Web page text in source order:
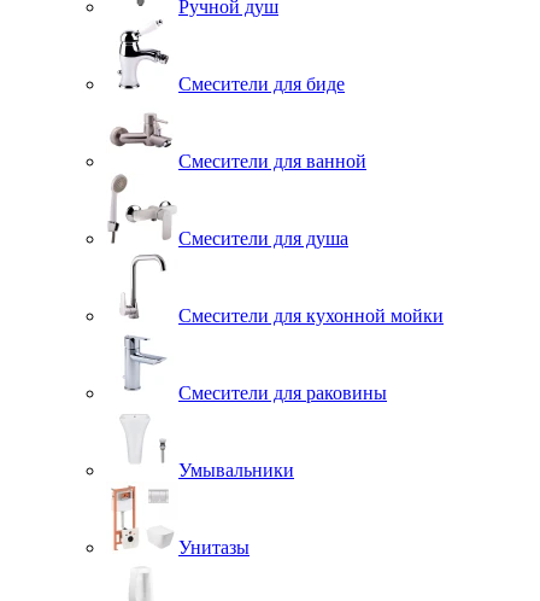
Ручной душ
Смесители для биде
Смесители для ванной
Смесители для душа
Смесители для кухонной мойки
Смесители для раковины
Умывальники
Унитазы